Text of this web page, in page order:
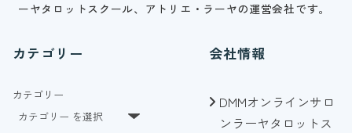
ーヤタロットスクール、アトリエ・ラーヤの運営会社です。
カテゴリー
カテゴリー
会社情報
DMMオンラインサロ
ンラーヤタロットス